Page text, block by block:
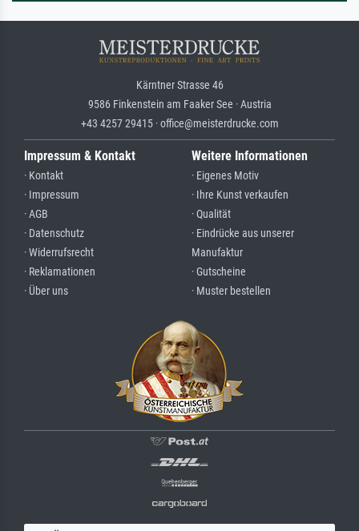
Kärntner Strasse 46
9586 Finkenstein am Faaker See · Austria
+43 4257 29415 · office@meisterdrucke.com
Impressum & Kontakt
· Kontakt
· Impressum
· AGB
· Datenschutz
· Widerrufsrecht
· Reklamationen
· Über uns
Weitere Informationen
· Eigenes Motiv
· Ihre Kunst verkaufen
· Qualität
· Eindrücke aus unserer
Manufaktur
· Gutscheine
· Muster bestellen